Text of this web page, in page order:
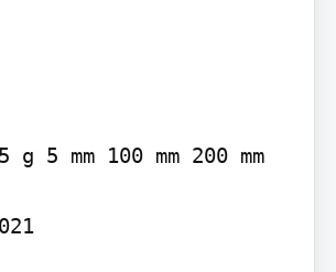
g 5 mm 100 mm 200 mm